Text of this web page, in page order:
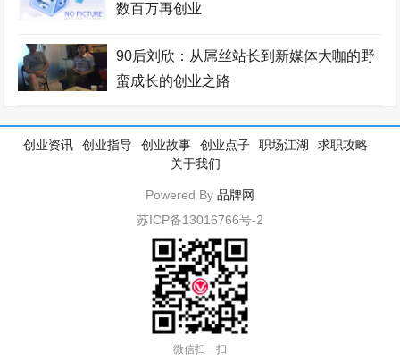
数百万再创业
90后刘欣：从屌丝站长到新媒体大咖的野
蛮成长的创业之路
创业资讯 创业指导 创业故事 创业点子 职场江湖
求职攻略
关于我们
Powered By 品牌网
苏ICP备13016766号-2
微信扫一扫